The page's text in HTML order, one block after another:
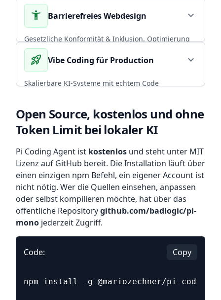
Rector PHP und PHPUnit. Über 20 Jahre
Praxiserfahrung in skalierbaren Backends.
CORE EXPERTISE
Diesen Service wählenarrow_forward
accessibility_new Barrierefreies Webdesign expand_more
Gesetzliche Konformität & Inklusion. Optimierung
von Performance und Conversion durch radikal
nutzerzentriertes, universelles Design.
BFSG COMPLIANT
rocket_launch Vibe Coding für Production expand_more
Skalierbare KI-Systeme mit echtem Code
Diesen Service wählen arrow_forward
Open Source, kostenlos und ohne
Token Limit bei lokaler KI
Pi Coding Agent ist kostenlos und steht unter MIT
Lizenz auf GitHub bereit. Die Installation läuft über
einen einzigen npm Befehl, ein eigener Account ist
nicht nötig. Wer die Quellen einsehen, anpassen
oder selbst kompilieren möchte, hat über das
öffentliche Repositorygithub.com/badlogic/pi-
mono jederzeit Zugriff.
Code: Copy
npm install -g @mariozechner/pi-coding-